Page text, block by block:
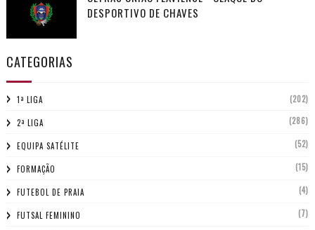
DESPORTIVO DE CHAVES
CATEGORIAS
1ª LIGA (202)
2ª LIGA (286)
EQUIPA SATÉLITE (52)
FORMAÇÃO (15)
FUTEBOL DE PRAIA (4)
FUTSAL FEMININO (7)